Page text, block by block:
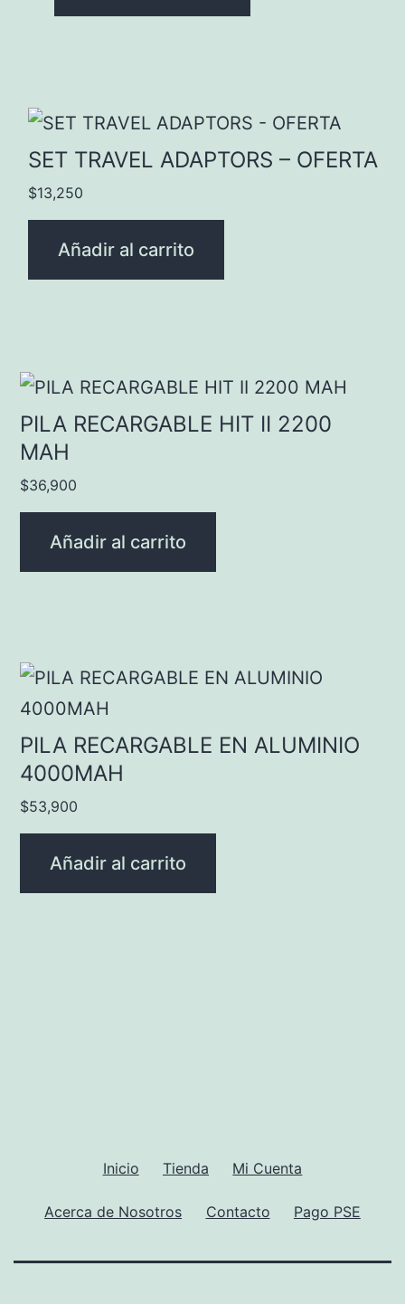
SET TRAVEL ADAPTORS – OFERTA
$13,250
Añadir al carrito
PILA RECARGABLE HIT II 2200
MAH
$36,900
Añadir al carrito
PILA RECARGABLE EN ALUMINIO
4000MAH
$53,900
Añadir al carrito
Inicio Tienda Mi Cuenta
Acerca de Nosotros Contacto Pago PSE